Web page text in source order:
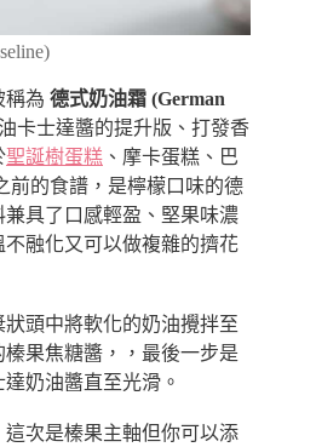
稱為 德式奶油霜 (German
卡士達醬的提升版、打發香
聖誕樹蛋糕 、摩卡蛋糕、巴
前的食譜，是檸檬口味的德
具了口感輕盈、堅果味濃
融化又可以做複雜的擠花
頭中將軟化的奶油攪拌至
果焦糖醬，，最後一步是
奶油醬直至光滑。
次是榛果主軸但你可以添